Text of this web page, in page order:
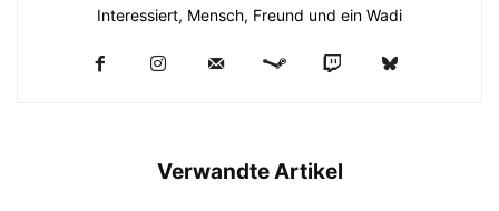
Interessiert, Mensch, Freund und ein Wadi
Verwandte Artikel